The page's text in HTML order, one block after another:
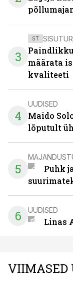
3
ST
määrata
kvaliteeti
4
UUDISED
Maido
lõputult
5
Puhk
6 UUDISED
Linas
VIIMASED